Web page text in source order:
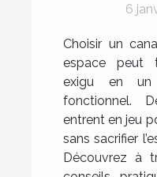
6
Choisir un
espace peut
exigu en
fonctionnel.
entrent en jeu
sans sacrifier
Découvrez à